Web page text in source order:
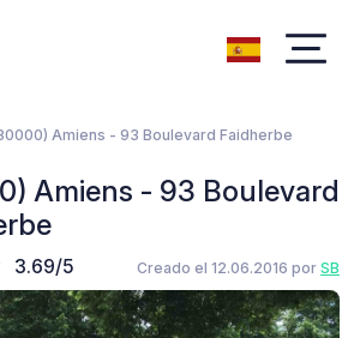
Amiens - 93 Boulevard Faidherbe
Amiens - 93 Boulevard
3.69/5 Creado el 12.06.2016 por SB